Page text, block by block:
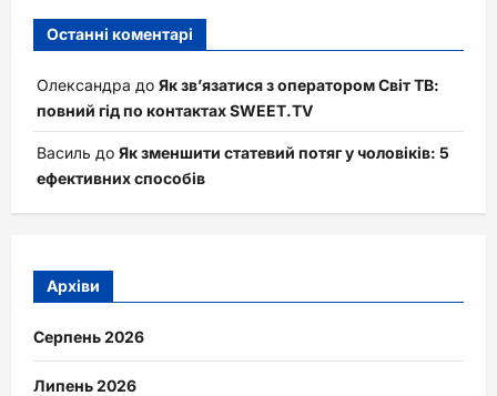
Останні коментарі
Олександра до Як зв’язатися з оператором Світ ТВ:
повний гід по контактах SWEET.TV
Василь до Як зменшити статевий потяг у чоловіків: 5
ефективних способів
Архіви
Серпень 2026
Липень 2026